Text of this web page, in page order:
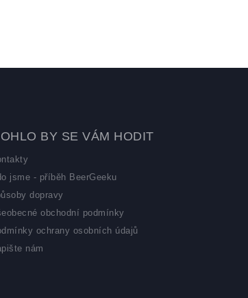
BY SE VÁM HODIT
jsme - příběh BeerGeeku
dopravy
obchodní podmínky
ochrany osobních údajů
nám